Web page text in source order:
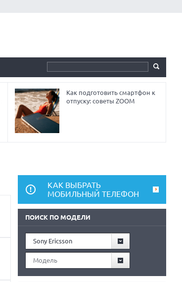
Как подготовить смартфон к
отпуску: советы ZOOM
КАК ВЫБРАТЬ
МОБИЛЬНЫЙ ТЕЛЕФОН
ПОИСК ПО МОДЕЛИ
Sony Ericsson
Модель